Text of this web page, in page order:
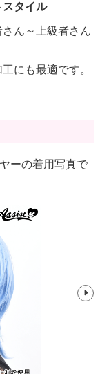
タイル
ん～上級者さん
にも最適です。
ーの着用写真で